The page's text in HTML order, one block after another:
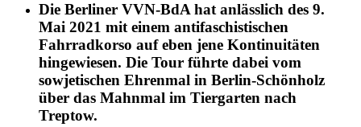
Die Berliner VVN-BdA hat anlässlich des 9.
Mai 2021 mit einem antifaschistischen
Fahrradkorso auf eben jene Kontinuitäten
hingewiesen. Die Tour führte dabei vom
sowjetischen Ehrenmal in Berlin-Schönholz
über das Mahnmal im Tiergarten nach
Treptow.